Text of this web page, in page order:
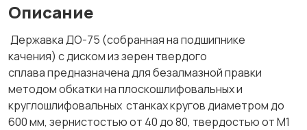
Описание
Державка ДО-75 (собранная на подшипнике
качения) с диском из зерен твердого
сплава предназначена для безалмазной правки
методом обкатки на плоскошлифовальных и
круглошлифовальных станках кругов диаметром до
600 мм, зернистостью от 40 до 80, твердостью от М1